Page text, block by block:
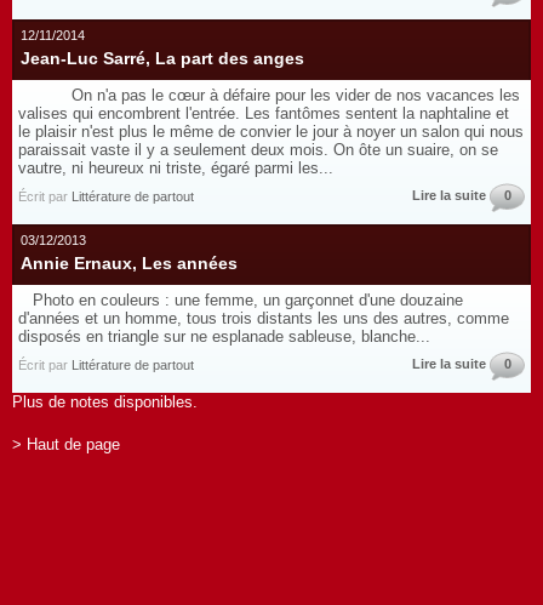
12/11/2014
Jean-Luc Sarré, La part des anges
On n'a pas le cœur à défaire pour les vider de nos vacances les
valises qui encombrent l'entrée. Les fantômes sentent la naphtaline et
le plaisir n'est plus le même de convier le jour à noyer un salon qui nous
paraissait vaste il y a seulement deux mois. On ôte un suaire, on se
vautre, ni heureux ni triste, égaré parmi les...
Écrit par Littérature de partout Lire la suite 0
03/12/2013
Annie Ernaux, Les années
Photo en couleurs : une femme, un garçonnet d'une douzaine
d'années et un homme, tous trois distants les uns des autres, comme
disposés en triangle sur ne esplanade sableuse, blanche...
Écrit par Littérature de partout Lire la suite 0
Plus de notes disponibles.
> Haut de page